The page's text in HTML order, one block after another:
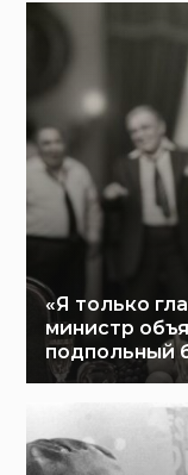
«Я только
министр
подпольный